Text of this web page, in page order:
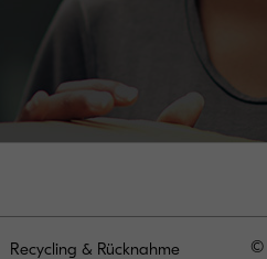
Recycling & Rücknahme ©